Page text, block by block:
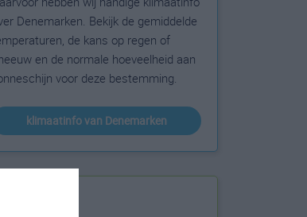
Denemarken. Bekijk de gemiddelde
de kans op regen of
en de normale hoeveelheid aan
voor deze bestemming.
klimaatinfo van Denemarken